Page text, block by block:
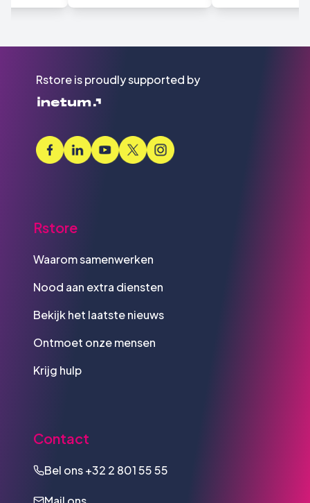
Rstore is proudly supported by
Rstore
Waarom samenwerken
Nood aan extra diensten
Bekijk het laatste nieuws
Ontmoet onze mensen
Krijg hulp
Contact
Bel ons+32 2 801 55 55